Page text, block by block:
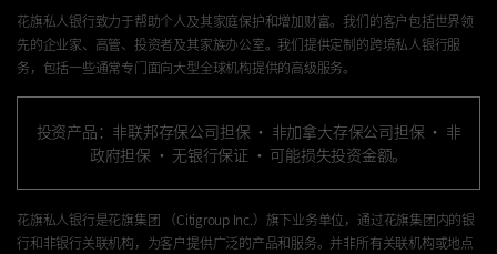
花旗私人银行致力于帮助个人及其家庭保护和增加财富。我们的客户包括世界领
先的企业家、高管、投资者及其家族办公室。我们提供定制的跨境私人银行服
务，包括一些通常专门面向大型全球机构提供的高级服务。
投资产品：非联邦存保公司担保 · 非加拿大存保公司担保 · 非
政府担保 · 无银行保证 · 可能损失投资金额。
花旗私人银行是花旗集团 （Citigroup Inc.） 旗下业务单位，通过花旗集团内的银
行和非银行关联机构，为客户提供广泛的产品和服务。并非所有关联机构或地点